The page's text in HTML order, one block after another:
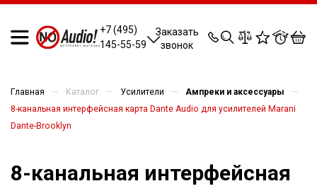
+7 (495)
145-55-59
Заказать
звонок
0 0 0 0
Главная — Каталог — Усилители — Ампреки и аксессуары —
8-канальная интерфейсная карта Dante Audio для усилителей Marani
Dante-Brooklyn
8-канальная интерфейсная